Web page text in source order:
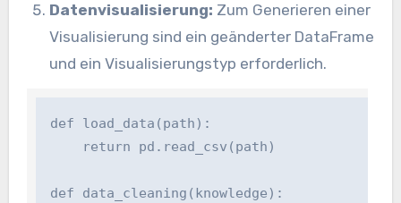
Datenvisualisierung: Zum Generieren einer
Visualisierung sind ein geänderter DataFrame
und ein Visualisierungstyp erforderlich.
def load_data(path):
    return pd.read_csv(path)
def data_cleaning(knowledge):